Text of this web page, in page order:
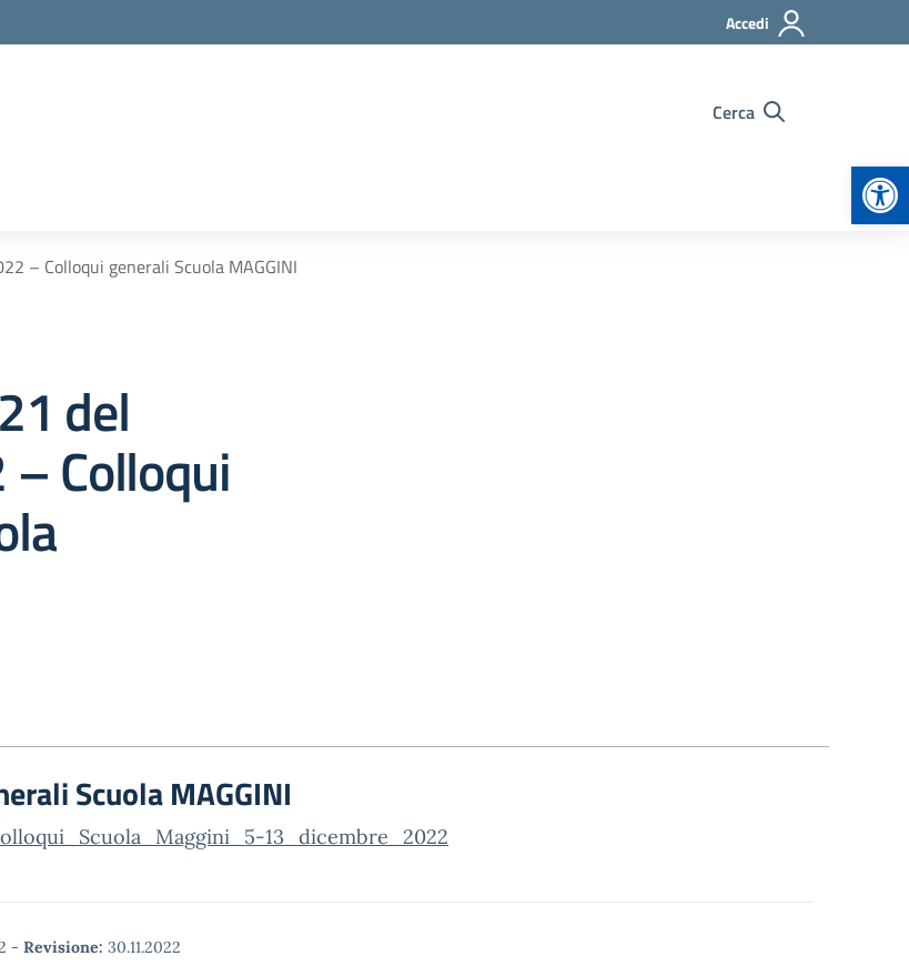
Accedi
Cerca
– Colloqui generali Scuola MAGGINI
del
Colloqui
Scuola MAGGINI
13_dicembre_2022
- Revisione: 30.11.2022